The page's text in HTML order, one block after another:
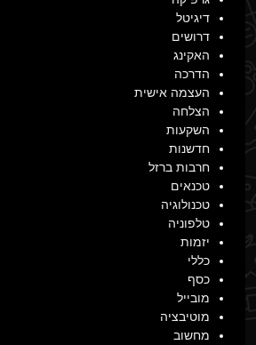
דיגיטל
דרושים
האקינג
הדרכה
העצמה אישית
הצלחה
השקעות
חדשנות
חרבות ברזל
טכנאים
טכנולוגיה
טלפוניה
יזמות
כללי
כסף
מובייל
מוטיבציה
מחשוב